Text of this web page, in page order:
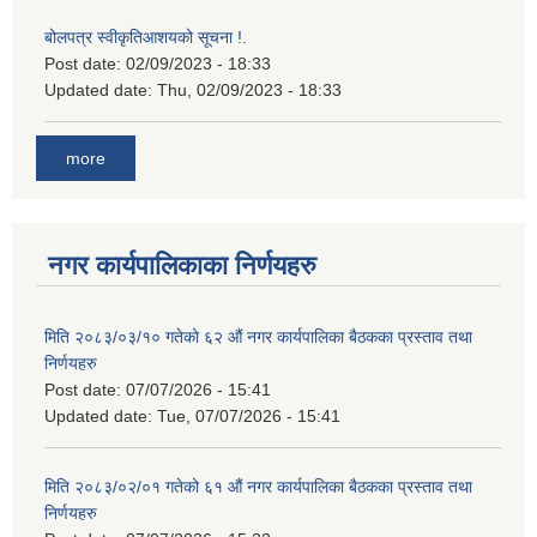
बोलपत्र स्वीकृतिआशयको सूचना !.
Post date: 02/09/2023 - 18:33
Updated date: Thu, 02/09/2023 - 18:33
more
नगर कार्यपालिकाका निर्णयहरु
मिति २०८३/०३/१० गतेको ६२ औं नगर कार्यपालिका बैठकका प्रस्ताव तथा
निर्णयहरु
Post date: 07/07/2026 - 15:41
Updated date: Tue, 07/07/2026 - 15:41
मिति २०८३/०२/०१ गतेको ६१ औं नगर कार्यपालिका बैठकका प्रस्ताव तथा
निर्णयहरु